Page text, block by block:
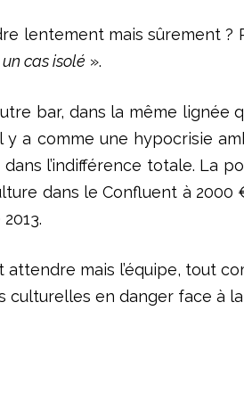
lentement mais sûrement ?
un cas isolé ».
bar, dans la même
a comme une hypocrisie
dans l’indifférence totale.
dans le Confluent à
attendre mais l’équipe, tout
culturelles en danger face à